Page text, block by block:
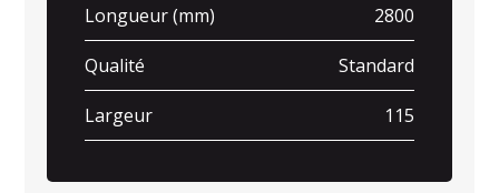
Longueur (mm) 2800
Qualité Standard
Largeur 115